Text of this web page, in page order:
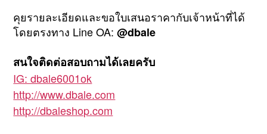
คุยรายละเอียดและขอใบเสนอราคากับเจ้าหน้าที่ได้
โดยตรงทาง Line OA:@dbale
สนใจติดต่อสอบถามได้เลยครับ
IG: dbale6001ok
http://www.dbale.com
http://dbaleshop.com